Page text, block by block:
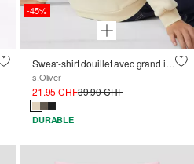
-45%
Sweat-shirt douillet avec grand imprimé dans le dos
s.Oliver
21.95 CHF39.90 CHF
DURABLE